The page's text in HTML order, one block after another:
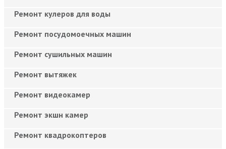
Ремонт кулеров для воды
Ремонт посудомоечных машин
Ремонт сушильных машин
Ремонт вытяжек
Ремонт видеокамер
Ремонт экшн камер
Ремонт квадрокоптеров